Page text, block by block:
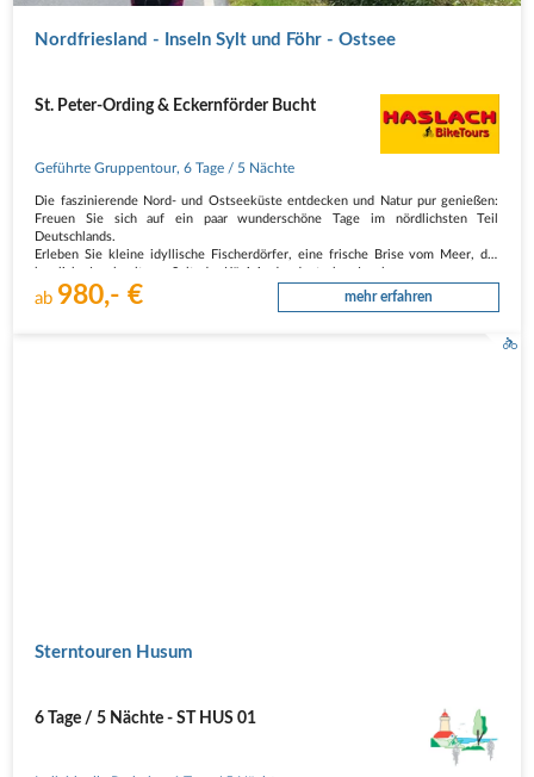
Nordfriesland - Inseln Sylt und Föhr - Ostsee
St. Peter-Ording & Eckernförder Bucht
Geführte Gruppentour,6 Tage / 5 Nächte
Die faszinierende Nord- und Ostseeküste entdecken und Natur pur genießen:
Freuen Sie sich auf ein paar wunderschöne Tage im nördlichsten Teil
Deutschlands.
Erleben Sie kleine idyllische Fischerdörfer, eine frische Brise vom Meer, die
ab 980,- € mehr erfahren
Sterntouren Husum
6 Tage / 5 Nächte - ST HUS 01